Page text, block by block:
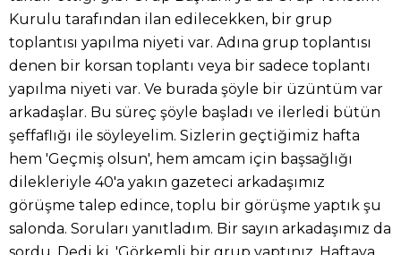
Kurulu tarafından ilan edilecekken, bir grup
toplantısı yapılma niyeti var. Adına grup toplantısı
denen bir korsan toplantı veya bir sadece toplantı
yapılma niyeti var. Ve burada şöyle bir üzüntüm var
arkadaşlar. Bu süreç şöyle başladı ve ilerledi bütün
şeffaflığı ile söyleyelim. Sizlerin geçtiğimiz hafta
hem 'Geçmiş olsun', hem amcam için başsağlığı
dilekleriyle 40'a yakın gazeteci arkadaşımız
görüşme talep edince, toplu bir görüşme yaptık şu
salonda. Soruları yanıtladım. Bir sayın arkadaşımız da